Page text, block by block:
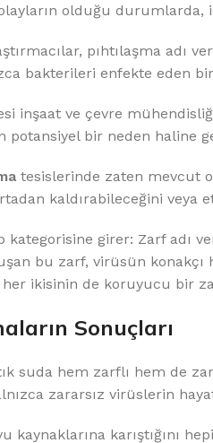
Plus Serisi
Satınal
olduğu
pıhtılaşma adı
bakterileri enfekte eden
inşaat ve çevre
potansiyel bir neden haline
tesislerinde zaten mevcut
kaldırabileceğini veya
kategorisine girer: Zarf adı
bu zarf, virüsün konakçı
ikisinin de koruyucu bir
Sonuçları
suda hem zarflı hem de
zararsız virüslerin
kaynaklarına karıştığını